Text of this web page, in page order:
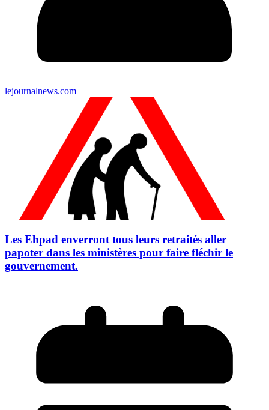
lejournalnews.com
Les Ehpad enverront tous leurs retraités aller
papoter dans les ministères pour faire fléchir le
gouvernement.